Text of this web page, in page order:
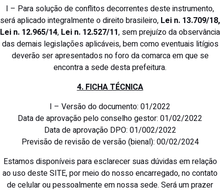
I – Para solução de conflitos decorrentes deste instrumento,
será aplicado integralmente o direito brasileiro, Lei n. 13.709/18,
Lei n. 12.965/14, Lei n. 12.527/11, sem prejuízo da observância
das demais legislações aplicáveis, bem como eventuais litígios
deverão ser apresentados no foro da comarca em que se
encontra a sede desta prefeitura.
4. FICHA TÉCNICA
I – Versão do documento: 01/2022
Data de aprovação pelo conselho gestor: 01/02/2022
Data de aprovação DPO: 01/002/2022
Previsão de revisão de versão (bienal): 00/02/2024
Estamos disponíveis para esclarecer suas dúvidas em relação
ao uso deste SITE, por meio do nosso encarregado, no contato
de celular ou pessoalmente em nossa sede. Será um prazer